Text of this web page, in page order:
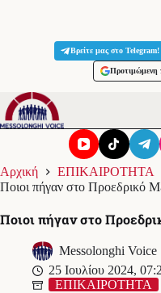
Βρείτε μας στο Telegram!
Προτιμώμενη
Αρχική
ΕΠΙΚΑΙΡΟΤΗΤΑ
Ποιοι πήγαν στο Προεδρικό
Ποιοι πήγαν στο
Messolonghi Voice
25 Ιουλίου 2024,
ΕΠΙΚΑΙΡΟΤΗΤΑ